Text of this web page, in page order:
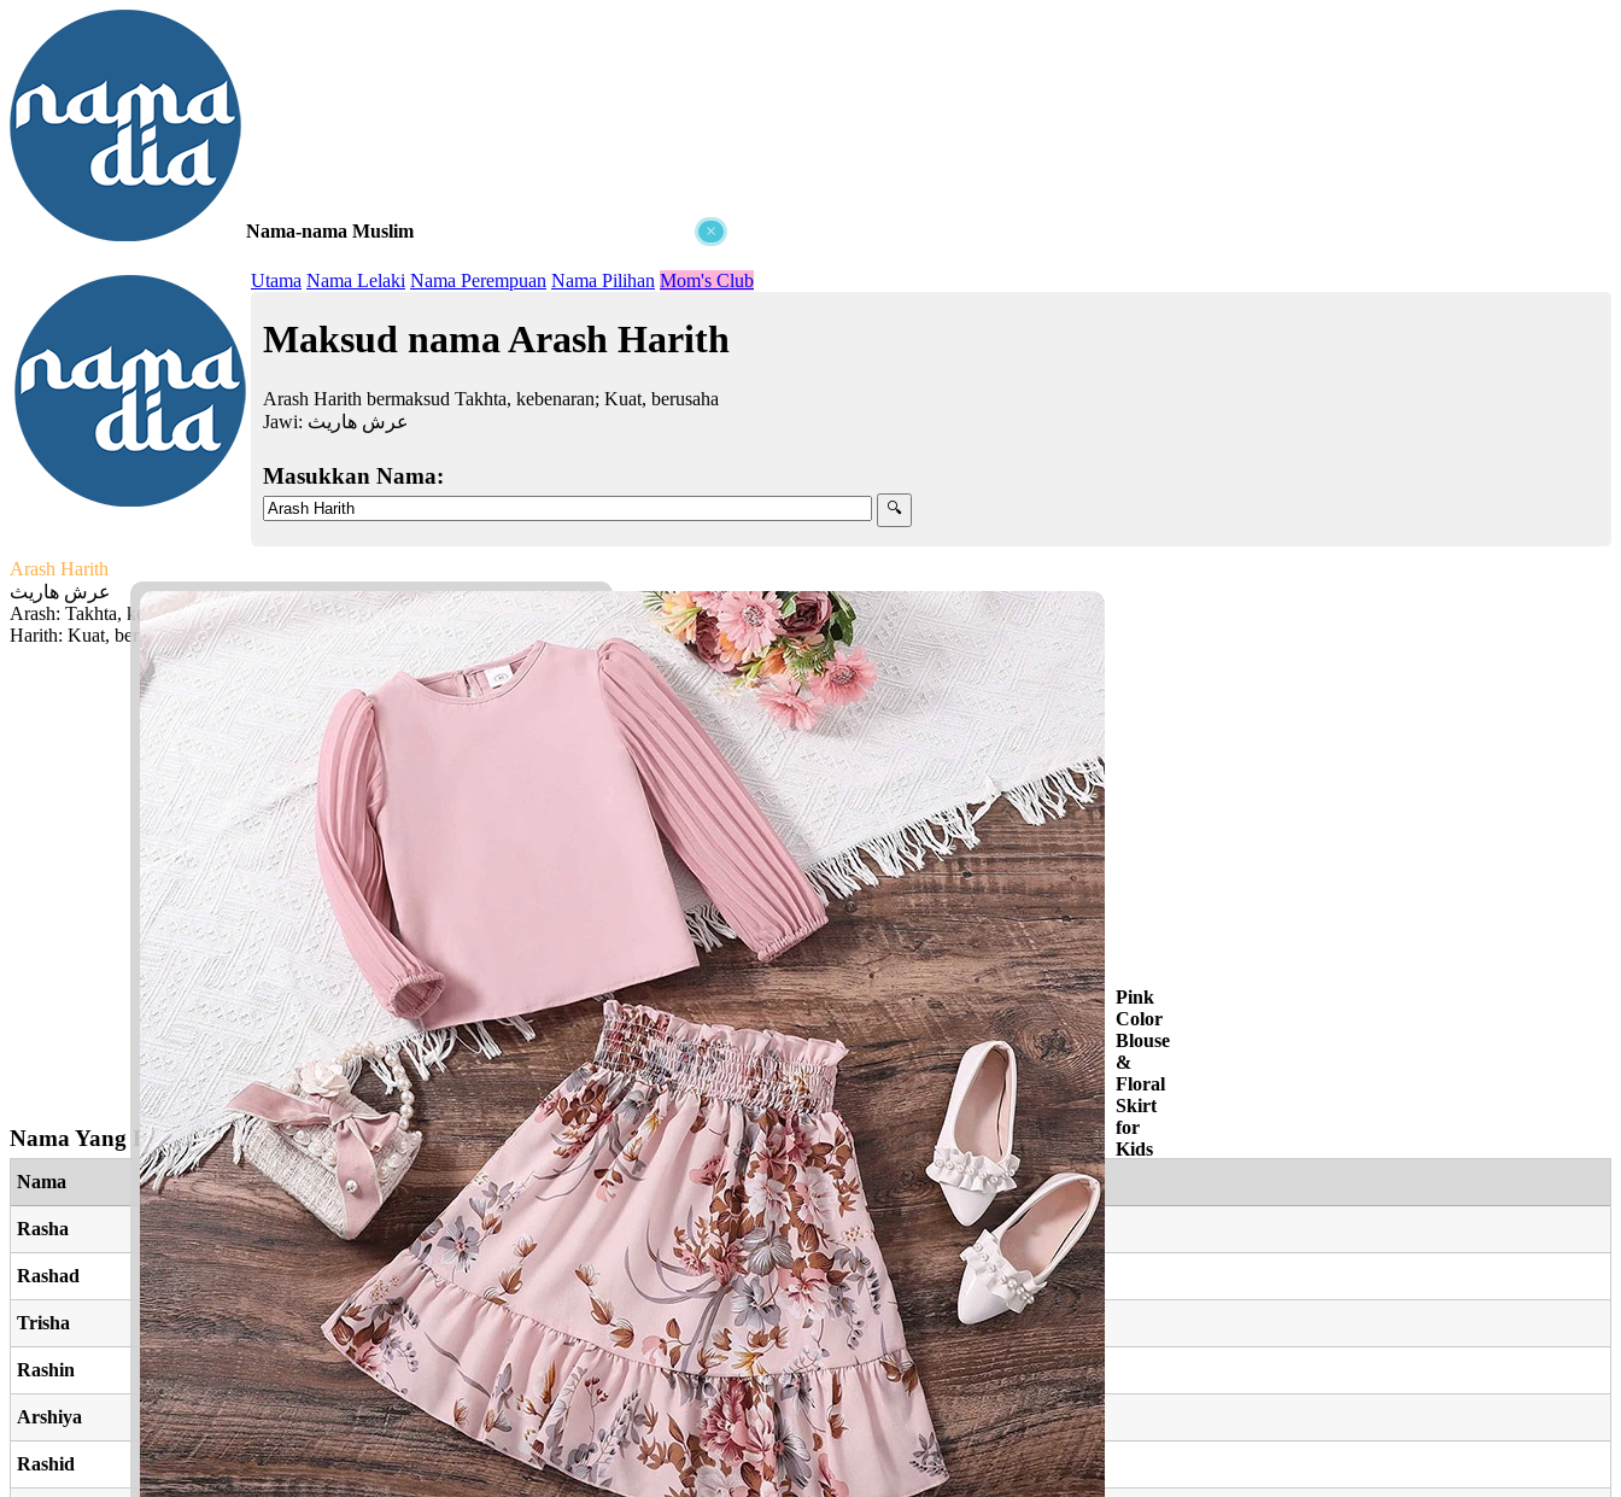
×
Pink
Color
Blouse
&
Floral
Skirt
for
Kids
Nama-nama Muslim
Utama Nama Lelaki Nama Perempuan Nama Pilihan Mom's Club
Maksud nama Arash Harith
Arash Harith bermaksud Takhta, kebenaran; Kuat, berusaha
Jawi: عرش هاريث
Masukkan Nama:
Arash Harith
عرش هاريث
Arash: Takhta, kebenaran
Harith: Kuat, berusaha
Facebook
TwitterWhatsApp
Line Telegram
Share
Nama Yang Berkaitan
Nama Maksud
Rasha Kijang muda
Rashad Kedewasaan, berperasaan baik
Trisha Perempuan yang dihormati
Rashin Yang bagus, ganjaran
Arshiya Terbaik
Rashid Mendapat petunjuk, cerdas